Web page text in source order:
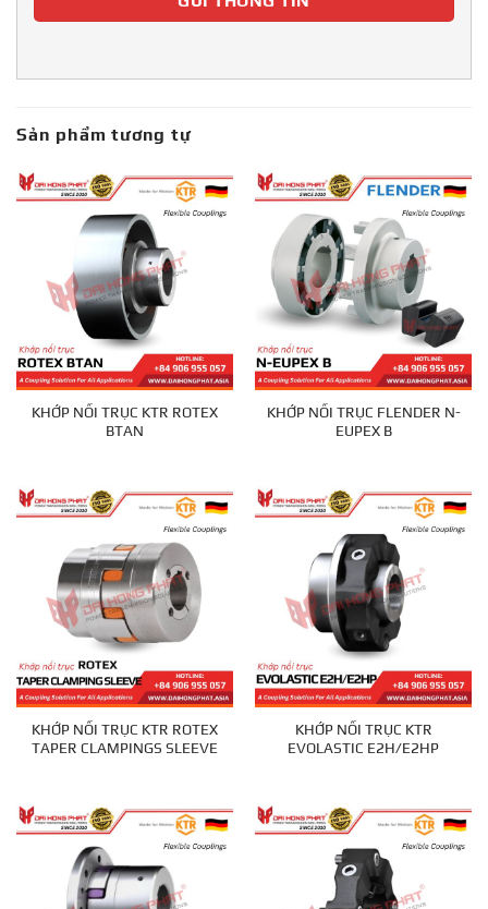
Sản phẩm tương tự
KHỚP NỐI TRỤC KTR ROTEX
BTAN
KHỚP NỐI TRỤC FLENDER N-
EUPEX B
KHỚP NỐI TRỤC KTR ROTEX
TAPER CLAMPINGS SLEEVE
KHỚP NỐI TRỤC KTR
EVOLASTIC E2H/E2HP